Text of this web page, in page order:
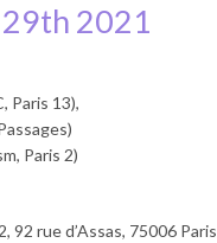
2021
Paris 13),
Paris 2)
92 rue d’Assas, 75006 Paris